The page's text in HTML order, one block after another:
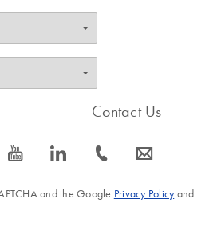
icon_0077_youtube-s icon_0066_linkedin-s
Contact Us
icon_0072_phone-s icon_0063_envelope-s
and the Google Privacy Policyand